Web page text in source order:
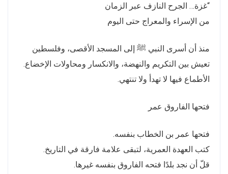
“غزة… الجرح النازف عبر الزمان
من الإسراء والمعراج حتى اليوم
منذ أن أسرى النبي ﷺ إلى المسجد الأقصى، وفلسطين
تعيش بين التكريم والنهضة، والانكسار ومحاولات الإخضاع.
الأطماع فيها لا تهدأ ولا تنتهي.
فتحها الفاروق عمر
فتحها عمر بن الخطاب بنفسه.
كتب العهدة العمرية، لتبقى علامة فارقة في التاريخ.
قلّ أن نجد بلدًا فتحه الفاروق بنفسه غيرها.